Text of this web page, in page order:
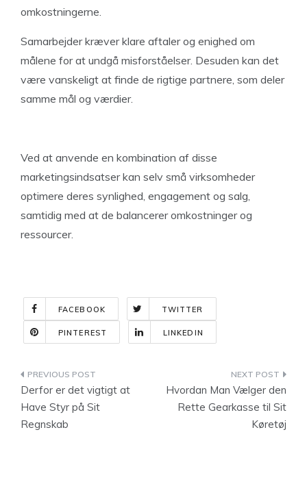
omkostningerne.
Samarbejder kræver klare aftaler og enighed om
målene for at undgå misforståelser. Desuden kan det
være vanskeligt at finde de rigtige partnere, som deler
samme mål og værdier.
Ved at anvende en kombination af disse
marketingsindsatser kan selv små virksomheder
optimere deres synlighed, engagement og salg,
samtidig med at de balancerer omkostninger og
ressourcer.
FACEBOOK TWITTER
PINTEREST LINKEDIN
Indlægsnavigation
Derfor er det vigtigt at
Have Styr på Sit
Regnskab
Hvordan Man Vælger den
Rette Gearkasse til Sit
Køretøj